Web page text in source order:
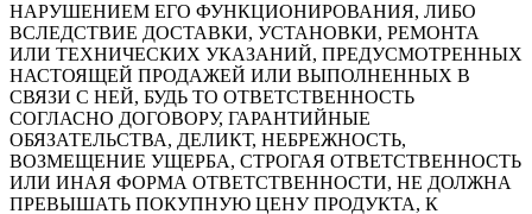
НАРУШЕНИЕМ ЕГО ФУНКЦИОНИРОВАНИЯ, ЛИБО
ВСЛЕДСТВИЕ ДОСТАВКИ, УСТАНОВКИ, РЕМОНТА
ИЛИ ТЕХНИЧЕСКИХ УКАЗАНИЙ, ПРЕДУСМОТРЕННЫХ
НАСТОЯЩЕЙ ПРОДАЖЕЙ ИЛИ ВЫПОЛНЕННЫХ В
СВЯЗИ С НЕЙ, БУДЬ ТО ОТВЕТСТВЕННОСТЬ
СОГЛАСНО ДОГОВОРУ, ГАРАНТИЙНЫЕ
ОБЯЗАТЕЛЬСТВА, ДЕЛИКТ, НЕБРЕЖНОСТЬ,
ВОЗМЕЩЕНИЕ УЩЕРБА, СТРОГАЯ ОТВЕТСТВЕННОСТЬ
ИЛИ ИНАЯ ФОРМА ОТВЕТСТВЕННОСТИ, НЕ ДОЛЖНА
ПРЕВЫШАТЬ ПОКУПНУЮ ЦЕНУ ПРОДУКТА, К